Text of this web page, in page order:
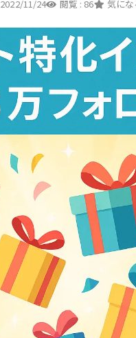
2022/11/24 閲覧 : 86 気にな